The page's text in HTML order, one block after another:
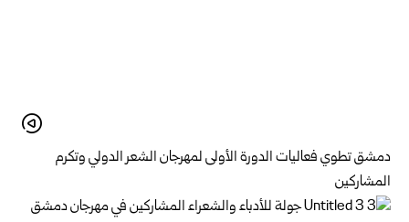
دمشق تطوي فعاليات الدورة الأولى لمهرجان الشعر الدولي وتكرم
المشاركين